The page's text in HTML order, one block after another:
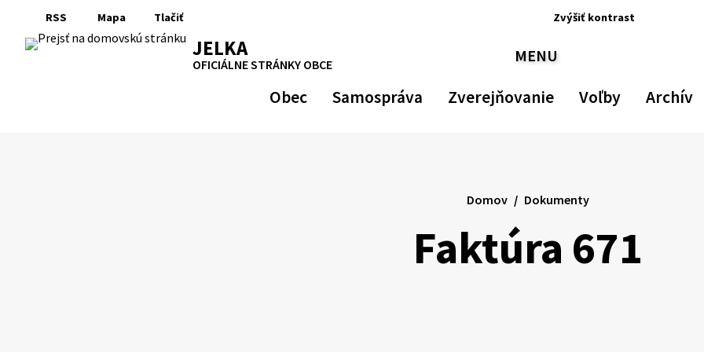
obsah
RSS
RSS
Mapa
Mapa
Tlačiť
Tlačiť
Zvýšiť kontrast
JELKA
OFICIÁLNE STRÁNKY OBCE PREPNÚŤ
MENU
Obec Samospráva Zverejňovanie Voľby Archív
Faktúra 671
Domov Dokumenty